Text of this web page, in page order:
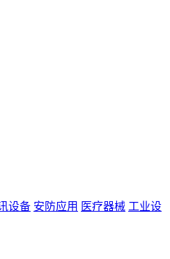
设备 安防应用 医疗器械 工业设